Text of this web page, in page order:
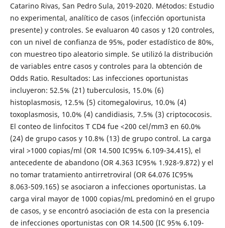
Catarino Rivas, San Pedro Sula, 2019-2020. Métodos: Estudio
no experimental, analítico de casos (infección oportunista
presente) y controles. Se evaluaron 40 casos y 120 controles,
con un nivel de confianza de 95%, poder estadístico de 80%,
con muestreo tipo aleatorio simple. Se utilizó la distribución
de variables entre casos y controles para la obtención de
Odds Ratio. Resultados: Las infecciones oportunistas
incluyeron: 52.5% (21) tuberculosis, 15.0% (6)
histoplasmosis, 12.5% (5) citomegalovirus, 10.0% (4)
toxoplasmosis, 10.0% (4) candidiasis, 7.5% (3) criptococosis.
El conteo de linfocitos T CD4 fue <200 cel/mm3 en 60.0%
(24) de grupo casos y 10.8% (13) de grupo control. La carga
viral ˃1000 copias/ml (OR 14.500 IC95% 6.109-34.415), el
antecedente de abandono (OR 4.363 IC95% 1.928-9.872) y el
no tomar tratamiento antirretroviral (OR 64.076 IC95%
8.063-509.165) se asociaron a infecciones oportunistas. La
carga viral mayor de 1000 copias/mL predominó en el grupo
de casos, y se encontró asociación de esta con la presencia
de infecciones oportunistas con OR 14.500 (IC 95% 6.109-